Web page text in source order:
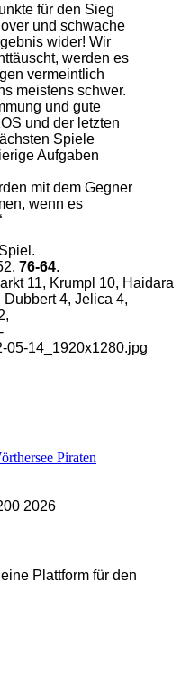
für den Sieg
und schwache
wider! Wir
werden es
vermeintlich
meistens schwer.
und gute
und der letzten
Spiele
Aufgaben
mit dem Gegner
wenn es
76-64.
11, Krumpl 10, Haidara
Dubbert 4, Jelica 4,
Piraten
Plattform für den